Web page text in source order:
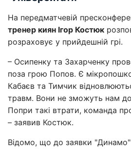
На передматчевій
тренер киян Ігор Костюк
розраховує у прийдешній грі.
– Осипенку та Захарченку
поза грою Попов. Є
Кабаєв та Тимчик
травм. Вони не зможуть нам
Попри такі втрати, команда
– заявив Костюк.
Відомо, що до заявки